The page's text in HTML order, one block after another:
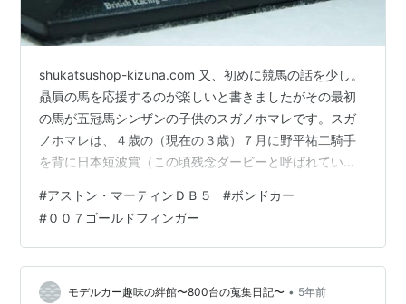
shukatsushop-kizuna.com 又、初めに競馬の話を少し。
贔屓の馬を応援するのが楽しいと書きましたがその最初
の馬が五冠馬シンザンの子供のスガノホマレです。スガ
ノホマレは、４歳の（現在の３歳）７月に野平祐二騎手
を背に日本短波賞（この頃残念ダービーと呼ばれてい
レコードを更新したスピード馬でした。 本題に入りま
す。今日は、私がモデルカーにハマったきっかけのアス
トン・マーティンＤＢ５の特集にさせて頂きます。 アス
トン・マーティンＤＢ５ ラクーンオート特注（プロバン
スベース） アストン・マーティンＤＢ５ MINICHAMPS
#アストン・マーティンＤＢ５ #ボンドカー
#００７ゴールドフィンガー
モデルカー趣味の絆館〜800台の蒐集日記〜 • 5年前